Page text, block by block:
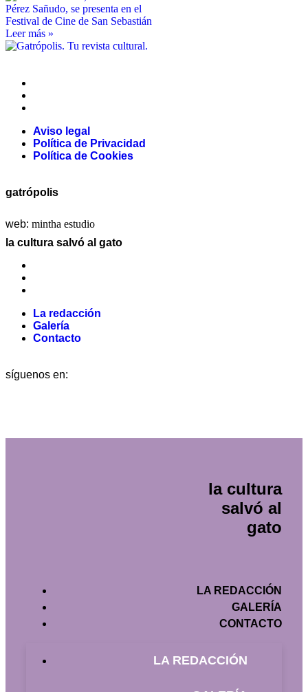
Leer más »
Aviso legal
Política de Privacidad
Política de Cookies
gatrópolis
web: mintha estudio
la cultura salvó al gato
La redacción
Galería
Contacto
síguenos en:
la cultura
salvó al
gato
LA REDACCIÓN
GALERÍA
CONTACTO
LA REDACCIÓN